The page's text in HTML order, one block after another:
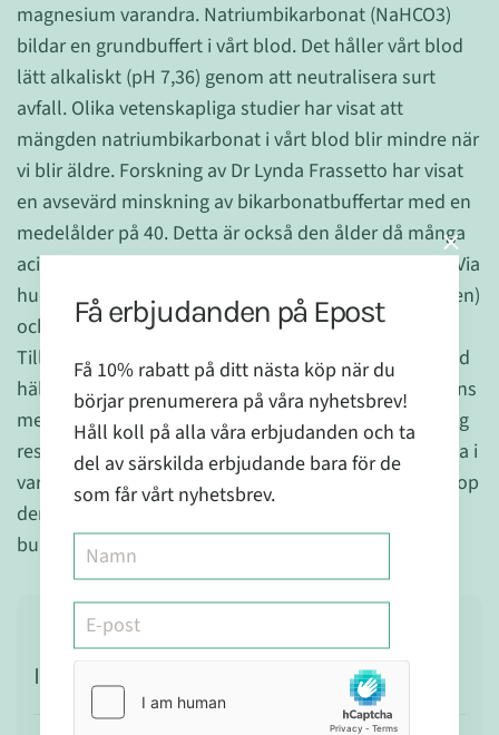
magnesium varandra. Natriumbikarbonat (NaHCO3)
bildar en grundbuffert i vårt blod. Det håller vårt blod
lätt alkaliskt (pH 7,36) genom att neutralisera surt
avfall. Olika vetenskapliga studier har visat att
mängden natriumbikarbonat i vårt blod blir mindre när
vi blir äldre. Forskning av Dr Lynda Frassetto har visat
en avsevärd minskning av bikarbonatbuffertar med en
medelålder på 40. Detta är också den ålder då många
acidosproblem utvecklas. Dosering och användning Via
huden: Tillsätt 200 g till ett bad (ca 80 - 100 liter vatten)
och 40 g - 50 g till ett fotspa (cirka 4 liter vatten).
Tillbringa minst 20 minuter i bad- eller fotspa. Använd
hälften av dessa mängder när de används tillsammans
med Zechsal-magnesiumkristaller, dvs doser på 100 g
respektive 20 g. Tips: Lös först magnesiumkristallerna i
varmt vatten, tillsätt sedan bikarbonat. Att blanda ihop
dem kommer att orsaka en reaktion som skapar
bubblor och kan minska effekten.
Ingredienser
Få erbjudanden på Epost
Få 10% rabatt på ditt nästa köp när du
börjar prenumerera på våra nyhetsbrev!
Håll koll på alla våra erbjudanden och ta
del av särskilda erbjudande bara för de
som får vårt nyhetsbrev.